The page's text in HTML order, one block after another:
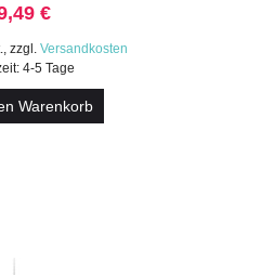
€
, zzgl. Versandkosten
4-5 Tage
Warenkorb